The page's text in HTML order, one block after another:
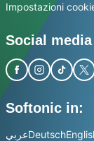
Impostazioni
Social media
Softonic in:
عربيDeutsch